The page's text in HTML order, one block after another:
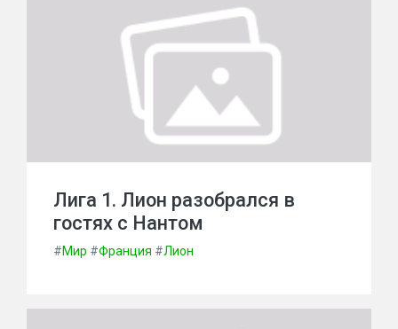
Лига 1. Лион разобрался в
гостях с Нантом
#Мир #Франция #Лион